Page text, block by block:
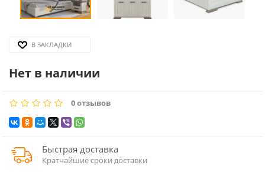
В ЗАКЛАДКИ
Нет в наличии
0 отзывов
Быстрая доставка
Кратчайшие сроки доставки